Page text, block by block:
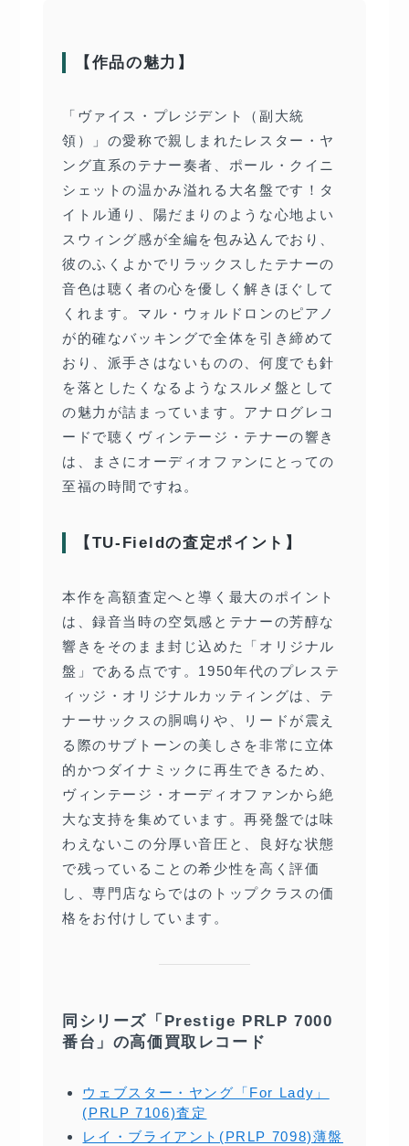
【作品の魅力】
「ヴァイス・プレジデント（副大統
領）」の愛称で親しまれたレスター・ヤ
ング直系のテナー奏者、ポール・クイニ
シェットの温かみ溢れる大名盤です！タ
イトル通り、陽だまりのような心地よい
スウィング感が全編を包み込んでおり、
彼のふくよかでリラックスしたテナーの
音色は聴く者の心を優しく解きほぐして
くれます。マル・ウォルドロンのピアノ
が的確なバッキングで全体を引き締めて
おり、派手さはないものの、何度でも針
を落としたくなるようなスルメ盤として
の魅力が詰まっています。アナログレコ
ードで聴くヴィンテージ・テナーの響き
は、まさにオーディオファンにとっての
至福の時間ですね。
【TU-Fieldの査定ポイント】
本作を高額査定へと導く最大のポイント
は、録音当時の空気感とテナーの芳醇な
響きをそのまま封じ込めた「オリジナル
盤」である点です。1950年代のプレステ
ィッジ・オリジナルカッティングは、テ
ナーサックスの胴鳴りや、リードが震え
る際のサブトーンの美しさを非常に立体
的かつダイナミックに再生できるため、
ヴィンテージ・オーディオファンから絶
大な支持を集めています。再発盤では味
わえないこの分厚い音圧と、良好な状態
で残っていることの希少性を高く評価
し、専門店ならではのトップクラスの価
格をお付けしています。
同シリーズ「Prestige PRLP 7000
番台」の高価買取レコード
ウェブスター・ヤング「For Lady」
(PRLP 7106)査定
レイ・ブライアント(PRLP 7098)薄盤